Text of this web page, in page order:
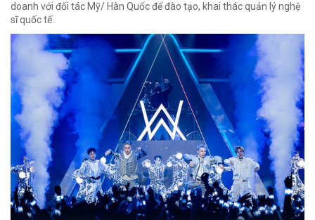
doanh với đối tác Mỹ/ Hàn Quốc để đào tạo, khai thác quản lý nghệ
sĩ quốc tế.